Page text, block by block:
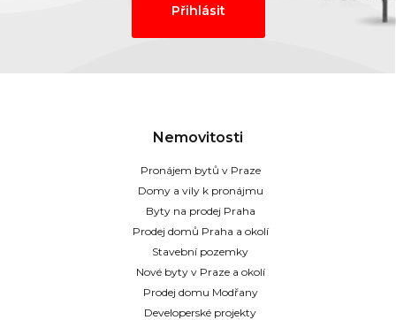
Nemovitosti
Pronájem bytů v Praze
Domy a vily k pronájmu
Byty na prodej Praha
Prodej domů Praha a okolí
Stavební pozemky
Nové byty v Praze a okolí
Prodej domu Modřany
Developerské projekty